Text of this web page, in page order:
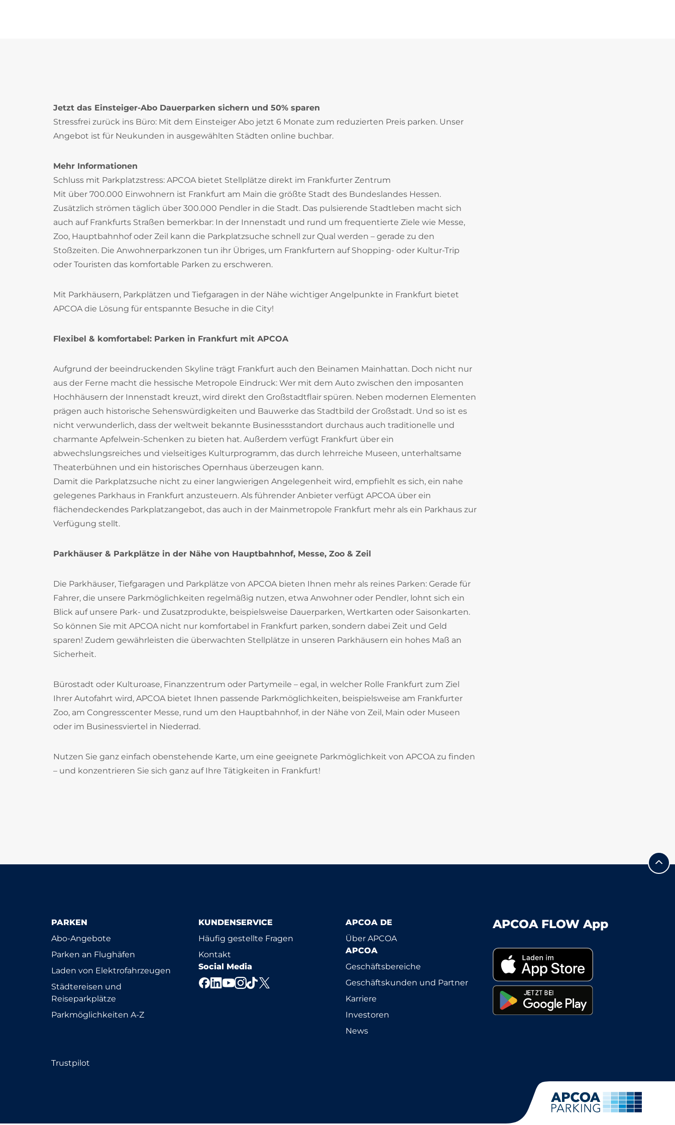
Jetzt das Einsteiger-Abo Dauerparken sichern und 50% sparen
Stressfrei zurück ins Büro: Mit dem Einsteiger Abo jetzt 6 Monate zum reduzierten Preis parken. Unser
Angebot ist für Neukunden in ausgewählten Städten online buchbar.
Mehr Informationen
Schluss mit Parkplatzstress: APCOA bietet Stellplätze direkt im Frankfurter Zentrum
Mit über 700.000 Einwohnern ist Frankfurt am Main die größte Stadt des Bundeslandes Hessen.
Zusätzlich strömen täglich über 300.000 Pendler in die Stadt. Das pulsierende Stadtleben macht sich
auch auf Frankfurts Straßen bemerkbar: In der Innenstadt und rund um frequentierte Ziele wie Messe,
Zoo, Hauptbahnhof oder Zeil kann die Parkplatzsuche schnell zur Qual werden – gerade zu den
Stoßzeiten. Die Anwohnerparkzonen tun ihr Übriges, um Frankfurtern auf Shopping- oder Kultur-Trip
oder Touristen das komfortable Parken zu erschweren.
Mit Parkhäusern, Parkplätzen und Tiefgaragen in der Nähe wichtiger Angelpunkte in Frankfurt bietet
APCOA die Lösung für entspannte Besuche in die City!
Flexibel & komfortabel: Parken in Frankfurt mit APCOA
Aufgrund der beeindruckenden Skyline trägt Frankfurt auch den Beinamen Mainhattan. Doch nicht nur
aus der Ferne macht die hessische Metropole Eindruck: Wer mit dem Auto zwischen den imposanten
Hochhäusern der Innenstadt kreuzt, wird direkt den Großstadtflair spüren. Neben modernen Elementen
prägen auch historische Sehenswürdigkeiten und Bauwerke das Stadtbild der Großstadt. Und so ist es
nicht verwunderlich, dass der weltweit bekannte Businessstandort durchaus auch traditionelle und
charmante Apfelwein-Schenken zu bieten hat. Außerdem verfügt Frankfurt über ein
abwechslungsreiches und vielseitiges Kulturprogramm, das durch lehrreiche Museen, unterhaltsame
Theaterbühnen und ein historisches Opernhaus überzeugen kann.
Damit die Parkplatzsuche nicht zu einer langwierigen Angelegenheit wird, empfiehlt es sich, ein nahe
gelegenes Parkhaus in Frankfurt anzusteuern. Als führender Anbieter verfügt APCOA über ein
flächendeckendes Parkplatzangebot, das auch in der Mainmetropole Frankfurt mehr als ein Parkhaus zur
Verfügung stellt.
Parkhäuser & Parkplätze in der Nähe von Hauptbahnhof, Messe, Zoo & Zeil
Die Parkhäuser, Tiefgaragen und Parkplätze von APCOA bieten Ihnen mehr als reines Parken: Gerade für
Fahrer, die unsere Parkmöglichkeiten regelmäßig nutzen, etwa Anwohner oder Pendler, lohnt sich ein
Blick auf unsere Park- und Zusatzprodukte, beispielsweise Dauerparken, Wertkarten oder Saisonkarten.
So können Sie mit APCOA nicht nur komfortabel in Frankfurt parken, sondern dabei Zeit und Geld
sparen! Zudem gewährleisten die überwachten Stellplätze in unseren Parkhäusern ein hohes Maß an
Sicherheit.
Bürostadt oder Kulturoase, Finanzzentrum oder Partymeile – egal, in welcher Rolle Frankfurt zum Ziel
Ihrer Autofahrt wird, APCOA bietet Ihnen passende Parkmöglichkeiten, beispielsweise am Frankfurter
Zoo, am Congresscenter Messe, rund um den Hauptbahnhof, in der Nähe von Zeil, Main oder Museen
oder im Businessviertel in Niederrad.
Nutzen Sie ganz einfach obenstehende Karte, um eine geeignete Parkmöglichkeit von APCOA zu finden
– und konzentrieren Sie sich ganz auf Ihre Tätigkeiten in Frankfurt!
PARKEN
Abo-Angebote
Parken an Flughäfen
Laden von Elektrofahrzeugen
Städtereisen und
Reiseparkplätze
Parkmöglichkeiten A-Z
KUNDENSERVICE
Häufig gestellte Fragen
Kontakt
Social Media
APCOA DE
Über APCOA
APCOA
Geschäftsbereiche
Geschäftskunden und Partner
Karriere
Investoren
News
APCOA FLOW App
Trustpilot